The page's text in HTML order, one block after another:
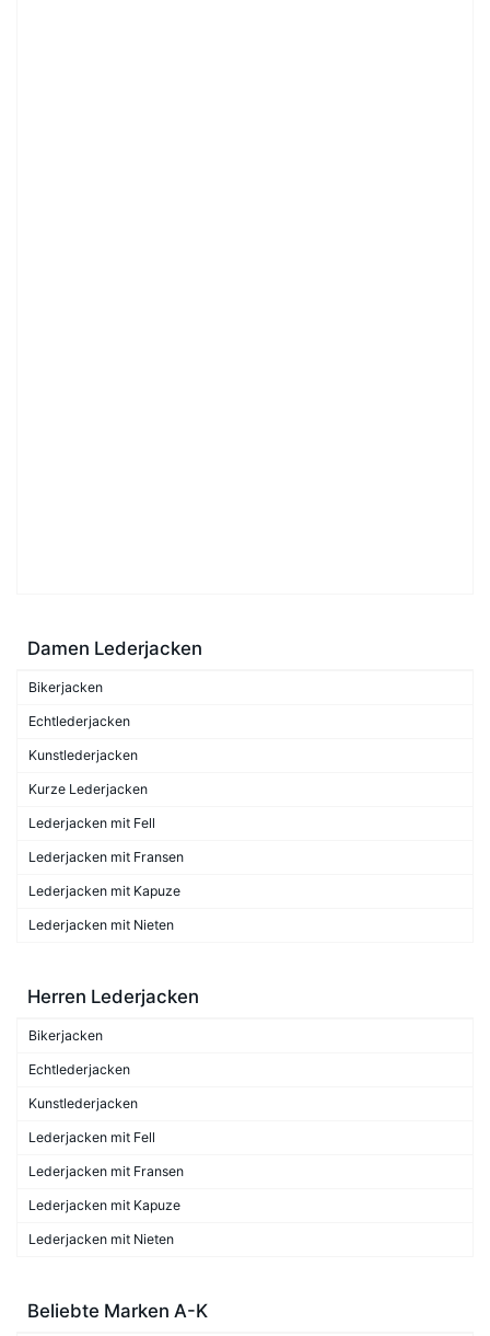
Damen Lederjacken
Bikerjacken
Echtlederjacken
Kunstlederjacken
Kurze Lederjacken
Lederjacken mit Fell
Lederjacken mit Fransen
Lederjacken mit Kapuze
Lederjacken mit Nieten
Herren Lederjacken
Bikerjacken
Echtlederjacken
Kunstlederjacken
Lederjacken mit Fell
Lederjacken mit Fransen
Lederjacken mit Kapuze
Lederjacken mit Nieten
Beliebte Marken A-K